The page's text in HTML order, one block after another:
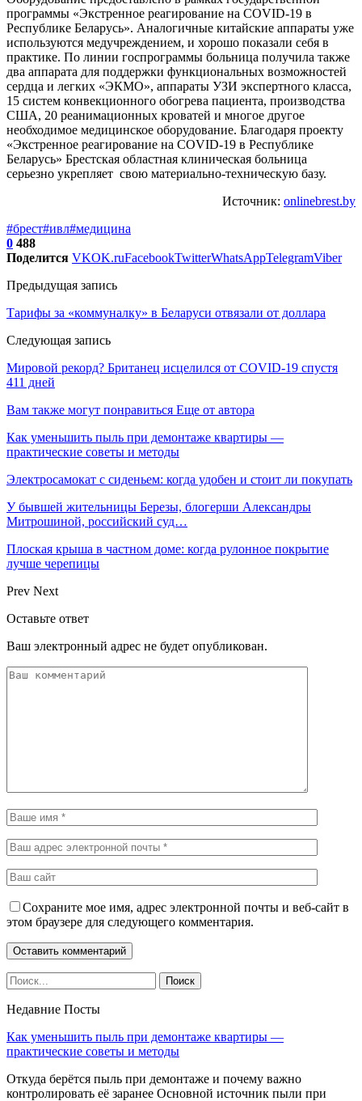
программы «Экстренное реагирование на COVID-19 в
Республике Беларусь». Аналогичные китайские аппараты уже
используются медучреждением, и хорошо показали себя в
практике. По линии госпрограммы больница получила также
два аппарата для поддержки функциональных возможностей
сердца и легких «ЭКМО», аппараты УЗИ экспертного класса,
15 систем конвекционного обогрева пациента, производства
США, 20 реанимационных кроватей и многое другое
необходимое медицинское оборудование. Благодаря проекту
«Экстренное реагирование на COVID-19 в Республике
Беларусь» Брестская областная клиническая больница
серьезно укрепляет свою материально-техническую базу.
Источник: onlinebrest.by
#брест#ивл#медицина
0 488
Поделится VKOK.ruFacebookTwitterWhatsAppTelegramViber
Предыдущая запись
Тарифы за «коммуналку» в Беларуси отвязали от доллара
Следующая запись
Мировой рекорд? Британец исцелился от COVID-19 спустя
411 дней
Вам также могут понравиться Еще от автора
Как уменьшить пыль при демонтаже квартиры —
практические советы и методы
Электросамокат с сиденьем: когда удобен и стоит ли покупать
У бывшей жительницы Березы, блогерши Александры
Митрошиной, российский суд…
Плоская крыша в частном доме: когда рулонное покрытие
лучше черепицы
Prev Next
Оставьте ответ
Ваш электронный адрес не будет опубликован.
Сохраните мое имя, адрес электронной почты и веб-сайт в
этом браузере для следующего комментария.
Недавние Посты
Как уменьшить пыль при демонтаже квартиры —
практические советы и методы
Откуда берётся пыль при демонтаже и почему важно
контролировать её заранее Основной источник пыли при